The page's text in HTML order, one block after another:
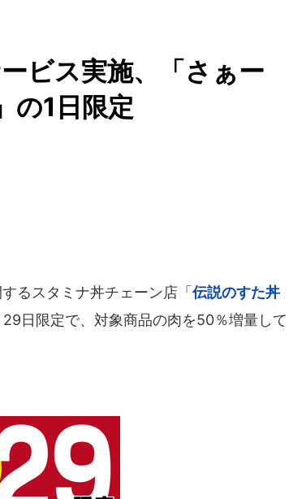
ビス実施、「さぁー
の1日限定
るスタミナ丼チェーン店「 伝説のすた丼
日限定で、対象商品の肉を50％増量して